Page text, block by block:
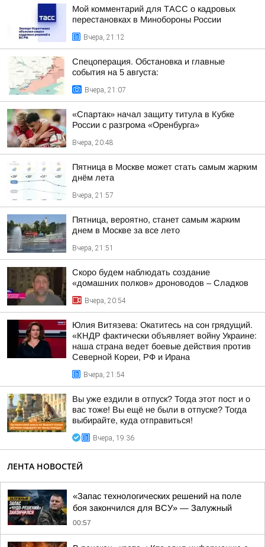
Мой комментарий для ТАСС о кадровых
перестановках в Минобороны России
Вчера, 21:12
Спецоперация. Обстановка и главные
события на 5 августа:
Вчера, 21:07
«Спартак» начал защиту титула в Кубке
России с разгрома «Оренбурга»
Вчера, 20:48
Пятница в Москве может стать самым жарким
днём лета
Вчера, 21:57
Пятница, вероятно, станет самым жарким
днем в Москве за все лето
Вчера, 21:51
Скоро будем наблюдать создание
«домашних полков» дроноводов – Сладков
Вчера, 20:54
Юлия Витязева: Окатитесь на сон грядущий.
«КНДР фактически объявляет войну Украине:
наша страна ведет боевые действия против
Северной Кореи, РФ и Ирана
Вчера, 21:54
Вы уже ездили в отпуск? Тогда этот пост и о
вас тоже! Вы ещё не были в отпуске? Тогда
выбирайте, куда отправиться!
Вчера, 19:36
ЛЕНТА НОВОСТЕЙ
«Запас технологических решений на поле
боя закончился для ВСУ» — Залужный
00:57